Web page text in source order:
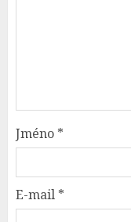
Jméno *
E-mail *